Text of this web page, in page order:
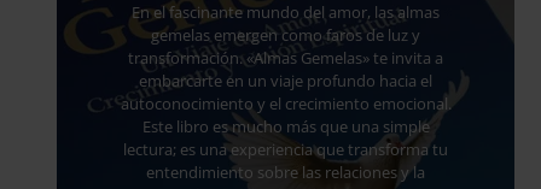
En el fascinante mundo del amor, las almas
gemelas emergen como faros de luz y
transformación. «Almas Gemelas» te invita a
embarcarte en un viaje profundo hacia el
autoconocimiento y el crecimiento emocional.
Este libro es mucho más que una simple
lectura; es una experiencia que transforma tu
entendimiento sobre las relaciones y la